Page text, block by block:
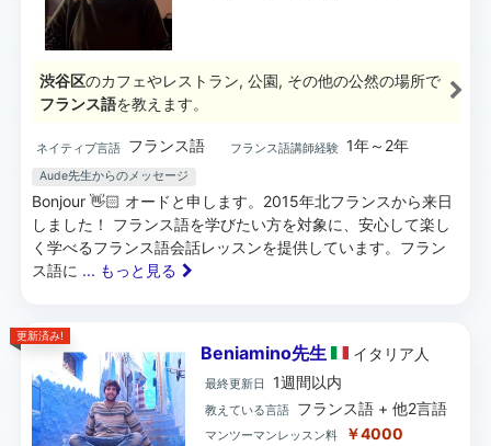
渋谷区のカフェやレストラン, 公園, その他の公然の場所で
フランス語を教えます。
ネイティブ言語 フランス語 フランス語講師経験 1年～2年
Aude先生からのメッセージ
Bonjour 👋🏻 オードと申します。2015年北フランスから来日
しました！ フランス語を学びたい方を対象に、安心して楽し
く学べるフランス語会話レッスンを提供しています。フラン
ス語に ... もっと見る
更新済み!
Beniamino先生 イタリア 人
最終更新日 1週間以内
教えている言語 フランス語 + 他2言語
マンツーマンレッスン料 ￥4000